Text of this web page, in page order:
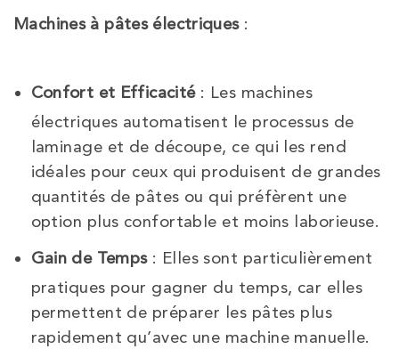
Machines à pâtes électriques:
Confort et Efficacité: Les machines
électriques automatisent le processus de
laminage et de découpe, ce qui les rend
idéales pour ceux qui produisent de grandes
quantités de pâtes ou qui préfèrent une
option plus confortable et moins laborieuse.
Gain de Temps: Elles sont particulièrement
pratiques pour gagner du temps, car elles
permettent de préparer les pâtes plus
rapidement qu’avec une machine manuelle.